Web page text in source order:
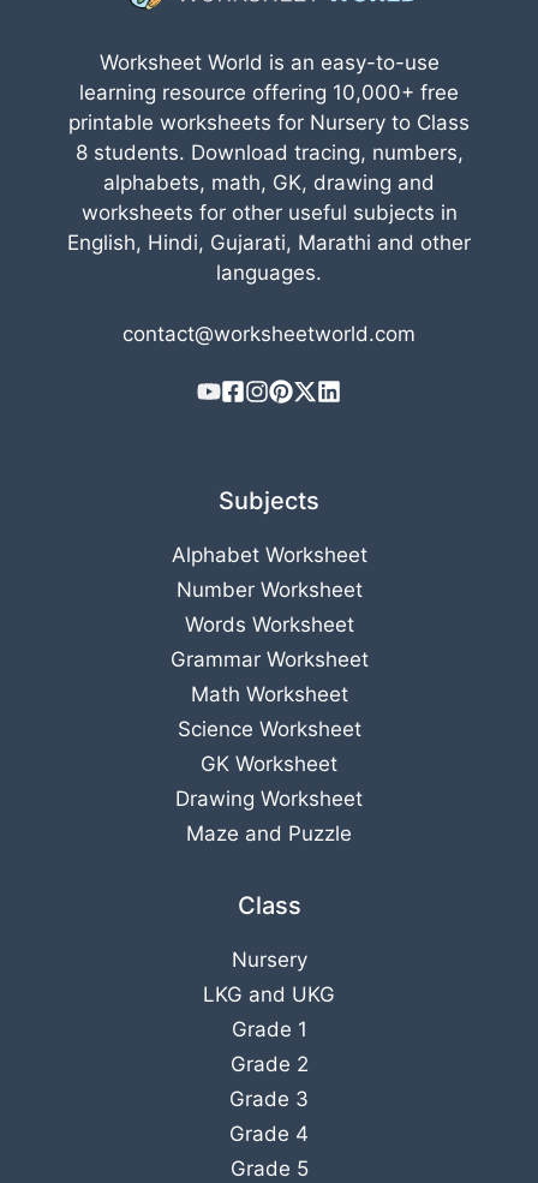
Worksheet World is an easy-to-use
learning resource offering 10,000+ free
printable worksheets for Nursery to Class
8 students. Download tracing, numbers,
alphabets, math, GK, drawing and
worksheets for other useful subjects in
English, Hindi, Gujarati, Marathi and other
languages.
contact@worksheetworld.com
Subjects
Alphabet Worksheet
Number Worksheet
Words Worksheet
Grammar Worksheet
Math Worksheet
Science Worksheet
GK Worksheet
Drawing Worksheet
Maze and Puzzle
Class
Nursery
LKG and UKG
Grade 1
Grade 2
Grade 3
Grade 4
Grade 5